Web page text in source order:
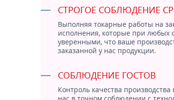
СТРОГОЕ СОБЛЮДЕНИЕ
Выполняя токарные работы на
исполнения, которые при любых
уверенными, что ваше
заказанной у нас продукции.
СОБЛЮДЕНИЕ ГОСТОВ
Контроль качества